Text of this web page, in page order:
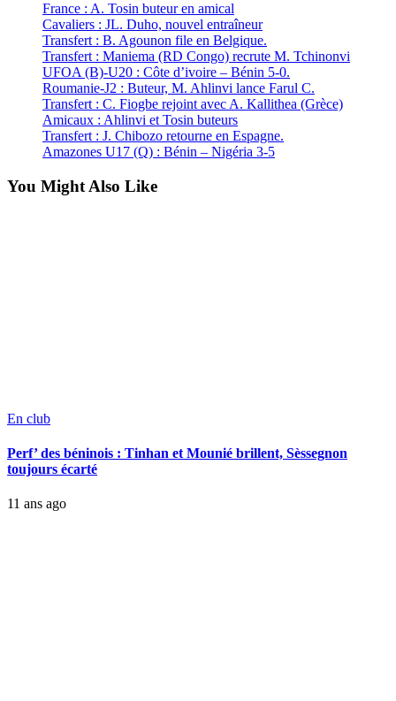
France : A. Tosin buteur en amical
Cavaliers : JL. Duho, nouvel entraîneur
Transfert : B. Agounon file en Belgique.
Transfert : Maniema (RD Congo) recrute M. Tchinonvi
UFOA (B)-U20 : Côte d’ivoire – Bénin 5-0.
Roumanie-J2 : Buteur, M. Ahlinvi lance Farul C.
Transfert : C. Fiogbe rejoint avec A. Kallithea (Grèce)
Amicaux : Ahlinvi et Tosin buteurs
Transfert : J. Chibozo retourne en Espagne.
Amazones U17 (Q) : Bénin – Nigéria 3-5
You Might Also Like
En club
Perf’ des béninois : Tinhan et Mounié brillent, Sèssegnon
toujours écarté
11 ans ago